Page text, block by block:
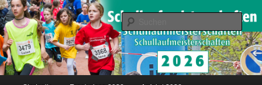
Schullaufmeisterschaften
Saarländische Schullaufmeisterschaften in Merzig